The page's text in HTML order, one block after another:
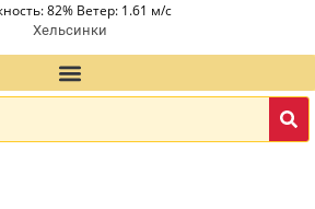
82% Ветер: 1.61 м/с
Хельсинки